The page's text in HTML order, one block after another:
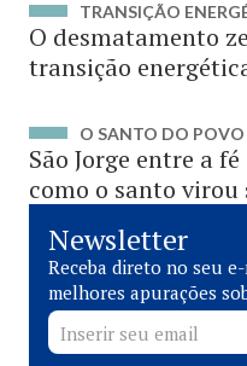
TRANSIÇÃO
O desmatamento
transição
O SANTO DO POVO
São Jorge entre a
como o santo
Newsletter
Receba direto no seu
melhores apurações